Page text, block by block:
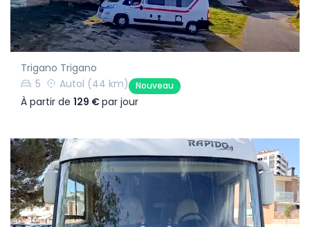
Trigano Trigano
5
Autol (44 km) Nouveau
À partir de 129 €par jour